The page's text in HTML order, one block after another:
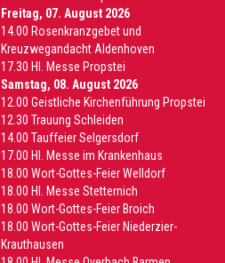
Freitag, 07. August 2026
14.00 Rosenkranzgebet und
Kreuzwegandacht Aldenhoven
17.30 Hl. Messe Propstei
Samstag, 08. August 2026
12.00 Geistliche Kirchenführung Propstei
12.30 Trauung Schleiden
14.00 Tauffeier Selgersdorf
17.00 Hl. Messe im Krankenhaus
18.00 Wort-Gottes-Feier Welldorf
18.00 Hl. Messe Stetternich
18.00 Wort-Gottes-Feier Broich
18.00 Wort-Gottes-Feier Niederzier-
Krauthausen